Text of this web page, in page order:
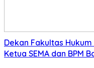
Dekan Fakultas
Ketua SEMA dan BPM